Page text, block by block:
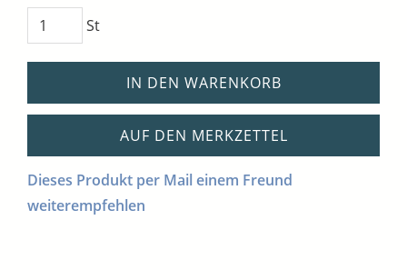
St
IN DEN WARENKORB
AUF DEN MERKZETTEL
Dieses Produkt per Mail einem Freund
weiterempfehlen